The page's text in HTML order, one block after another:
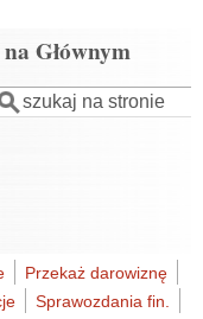
Głównym
Przekaż darowiznę
Sprawozdania fin.